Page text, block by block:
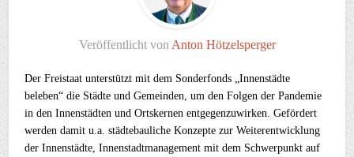
Veröffentlicht von Anton Hötzelsperger
Der Freistaat unterstützt mit dem Sonderfonds „Innenstädte
beleben“ die Städte und Gemeinden, um den Folgen der Pandemie
in den Innenstädten und Ortskernen entgegenzuwirken. Gefördert
werden damit u.a. städtebauliche Konzepte zur Weiterentwicklung
der Innenstädte, Innenstadtmanagement mit dem Schwerpunkt auf